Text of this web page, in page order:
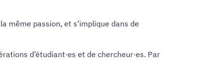
même passion, et s’implique dans de
d’étudiant·es et de chercheur·es. Par